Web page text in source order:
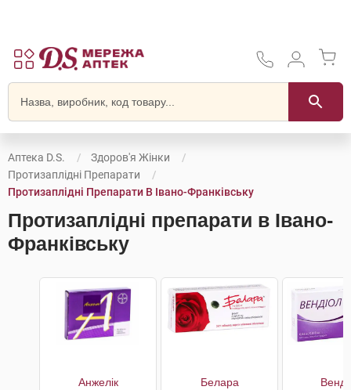
Аптека D.S.
Здоров'я Жінки
Протизаплідні Препарати
Протизаплідні Препарати В Івано-Франківську
Протизаплідні препарати в Івано-
Франківську
Анжелік Белара